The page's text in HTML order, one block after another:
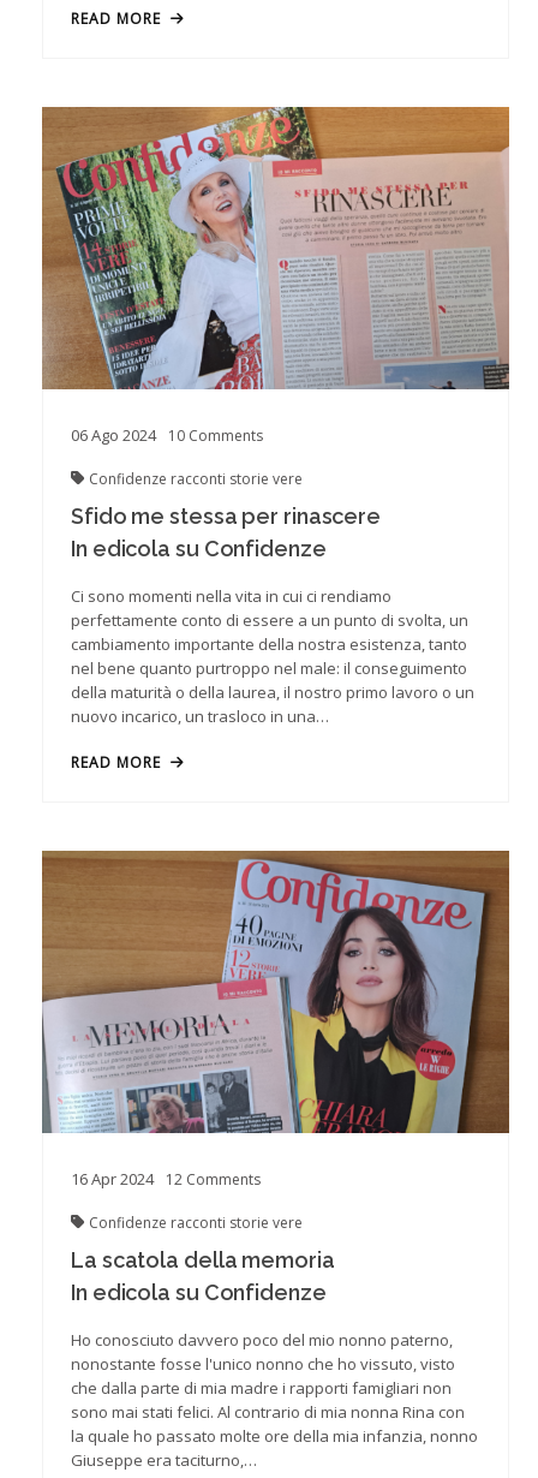
READ MORE
06Ago 2024 10 Comments
Confidenze racconti storie vere
Sfido me stessa per rinascere
In edicola su Confidenze
Ci sono momenti nella vita in cui ci rendiamo
perfettamente conto di essere a un punto di svolta, un
cambiamento importante della nostra esistenza, tanto
nel bene quanto purtroppo nel male: il conseguimento
della maturità o della laurea, il nostro primo lavoro o un
nuovo incarico, un trasloco in una…
READ MORE
16Apr2024 12 Comments
Confidenze racconti storie vere
La scatola della memoria
In edicola su Confidenze
Ho conosciuto davvero poco del mio nonno paterno,
nonostante fosse l'unico nonno che ho vissuto, visto
che dalla parte di mia madre i rapporti famigliari non
sono mai stati felici. Al contrario di mia nonna Rina con
la quale ho passato molte ore della mia infanzia, nonno
Giuseppe era taciturno,…